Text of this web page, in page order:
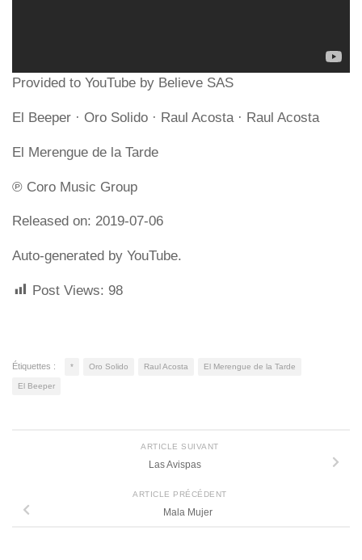
Provided to YouTube by Believe SAS
El Beeper · Oro Solido · Raul Acosta · Raul Acosta
El Merengue de la Tarde
℗ Coro Music Group
Released on: 2019-07-06
Auto-generated by YouTube.
Post Views: 98
Étiquettes : * Oro Solido Raul Acosta El Merengue de la Tarde
El Beeper
ARTICLE SUIVANT
Las Avispas
ARTICLE PRÉCÉDENT
Mala Mujer